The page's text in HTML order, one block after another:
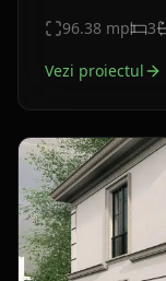
96.38 mp 3
Vezi proiectul